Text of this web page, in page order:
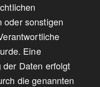
oder sonstigen
Eine
Daten erfolgt
die genannten